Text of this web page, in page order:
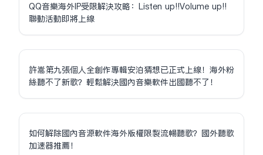
QQ音樂海外IP受限解決攻略：Listen up!!Volume up!!
聯動活動即將上線
許嵩第九張個人全創作專輯安泊猜想已正式上線！海外粉
絲聽不了新歌？輕鬆解決國內音樂軟件出國聽不了！
如何解除國內音源軟件海外版權限制流暢聽歌？國外聽歌
加速器推薦！